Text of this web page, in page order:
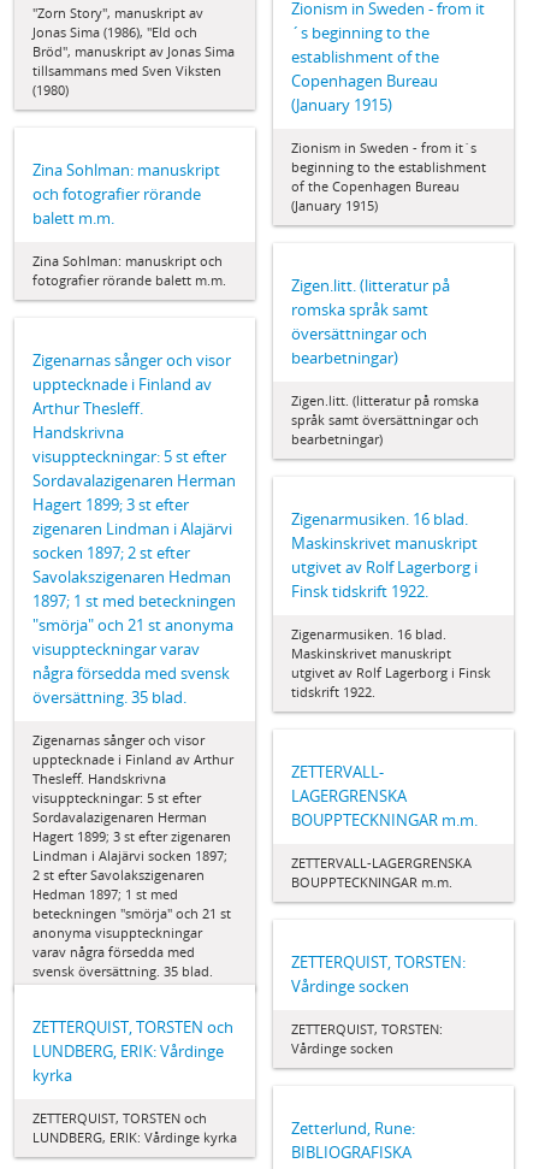
"Zorn Story", manuskript av
Jonas Sima (1986), "Eld och
Bröd", manuskript av Jonas Sima
tillsammans med Sven Viksten
(1980)
Zionism in Sweden - from it
´s beginning to the
establishment of the
Copenhagen Bureau
(January 1915)
Zionism in Sweden - from it´s
beginning to the establishment
of the Copenhagen Bureau
(January 1915)
Zina Sohlman: manuskript
och fotografier rörande
balett m.m.
Zina Sohlman: manuskript och
fotografier rörande balett m.m.
Zigen.litt. (litteratur på
romska språk samt
översättningar och
bearbetningar)
Zigen.litt. (litteratur på romska
språk samt översättningar och
bearbetningar)
Zigenarnas sånger och visor
upptecknade i Finland av
Arthur Thesleff.
Handskrivna
visuppteckningar: 5 st efter
Sordavalazigenaren Herman
Hagert 1899; 3 st efter
zigenaren Lindman i Alajärvi
socken 1897; 2 st efter
Savolakszigenaren Hedman
1897; 1 st med beteckningen
"smörja" och 21 st anonyma
visuppteckningar varav
några försedda med svensk
översättning. 35 blad.
Zigenarnas sånger och visor
upptecknade i Finland av Arthur
Thesleff. Handskrivna
visuppteckningar: 5 st efter
Sordavalazigenaren Herman
Hagert 1899; 3 st efter zigenaren
Lindman i Alajärvi socken 1897;
2 st efter Savolakszigenaren
Hedman 1897; 1 st med
beteckningen "smörja" och 21 st
anonyma visuppteckningar
varav några försedda med
svensk översättning. 35 blad.
Zigenarmusiken. 16 blad.
Maskinskrivet manuskript
utgivet av Rolf Lagerborg i
Finsk tidskrift 1922.
Zigenarmusiken. 16 blad.
Maskinskrivet manuskript
utgivet av Rolf Lagerborg i Finsk
tidskrift 1922.
ZETTERVALL-
LAGERGRENSKA
BOUPPTECKNINGAR m.m.
ZETTERVALL-LAGERGRENSKA
BOUPPTECKNINGAR m.m.
ZETTERQUIST, TORSTEN:
Vårdinge socken
ZETTERQUIST, TORSTEN:
Vårdinge socken
ZETTERQUIST, TORSTEN och
LUNDBERG, ERIK: Vårdinge
kyrka
ZETTERQUIST, TORSTEN och
LUNDBERG, ERIK: Vårdinge kyrka
Zetterlund, Rune:
BIBLIOGRAFISKA